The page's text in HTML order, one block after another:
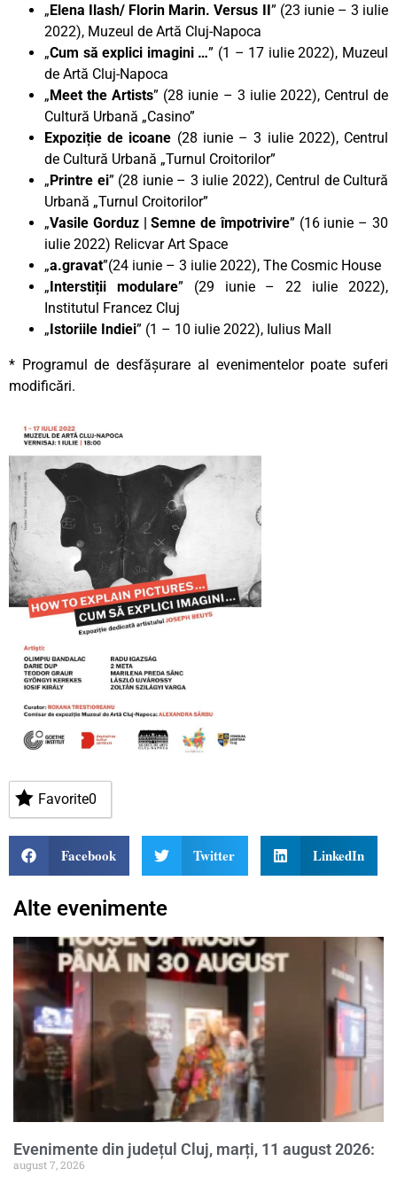
„Elena Ilash/ Florin Marin. Versus II” (23 iunie – 3 iulie
2022), Muzeul de Artă Cluj-Napoca
„Cum să explici imagini …” (1 – 17 iulie 2022), Muzeul
de Artă Cluj-Napoca
„Meet the Artists” (28 iunie – 3 iulie 2022), Centrul de
Cultură Urbană „Casino”
Expoziție de icoane (28 iunie – 3 iulie 2022), Centrul
de Cultură Urbană „Turnul Croitorilor”
„Printre ei” (28 iunie – 3 iulie 2022), Centrul de Cultură
Urbană „Turnul Croitorilor”
„Vasile Gorduz | Semne de împotrivire” (16 iunie – 30
iulie 2022) Relicvar Art Space
„a.gravat”(24 iunie – 3 iulie 2022), The Cosmic House
„Interstiții modulare” (29 iunie – 22 iulie 2022),
Institutul Francez Cluj
„Istoriile Indiei” (1 – 10 iulie 2022), Iulius Mall
* Programul de desfășurare al evenimentelor poate suferi
modificări.
Favorite0
Facebook Twitter LinkedIn
Alte evenimente
Evenimente din județul Cluj, marți, 11 august 2026:
august 7, 2026